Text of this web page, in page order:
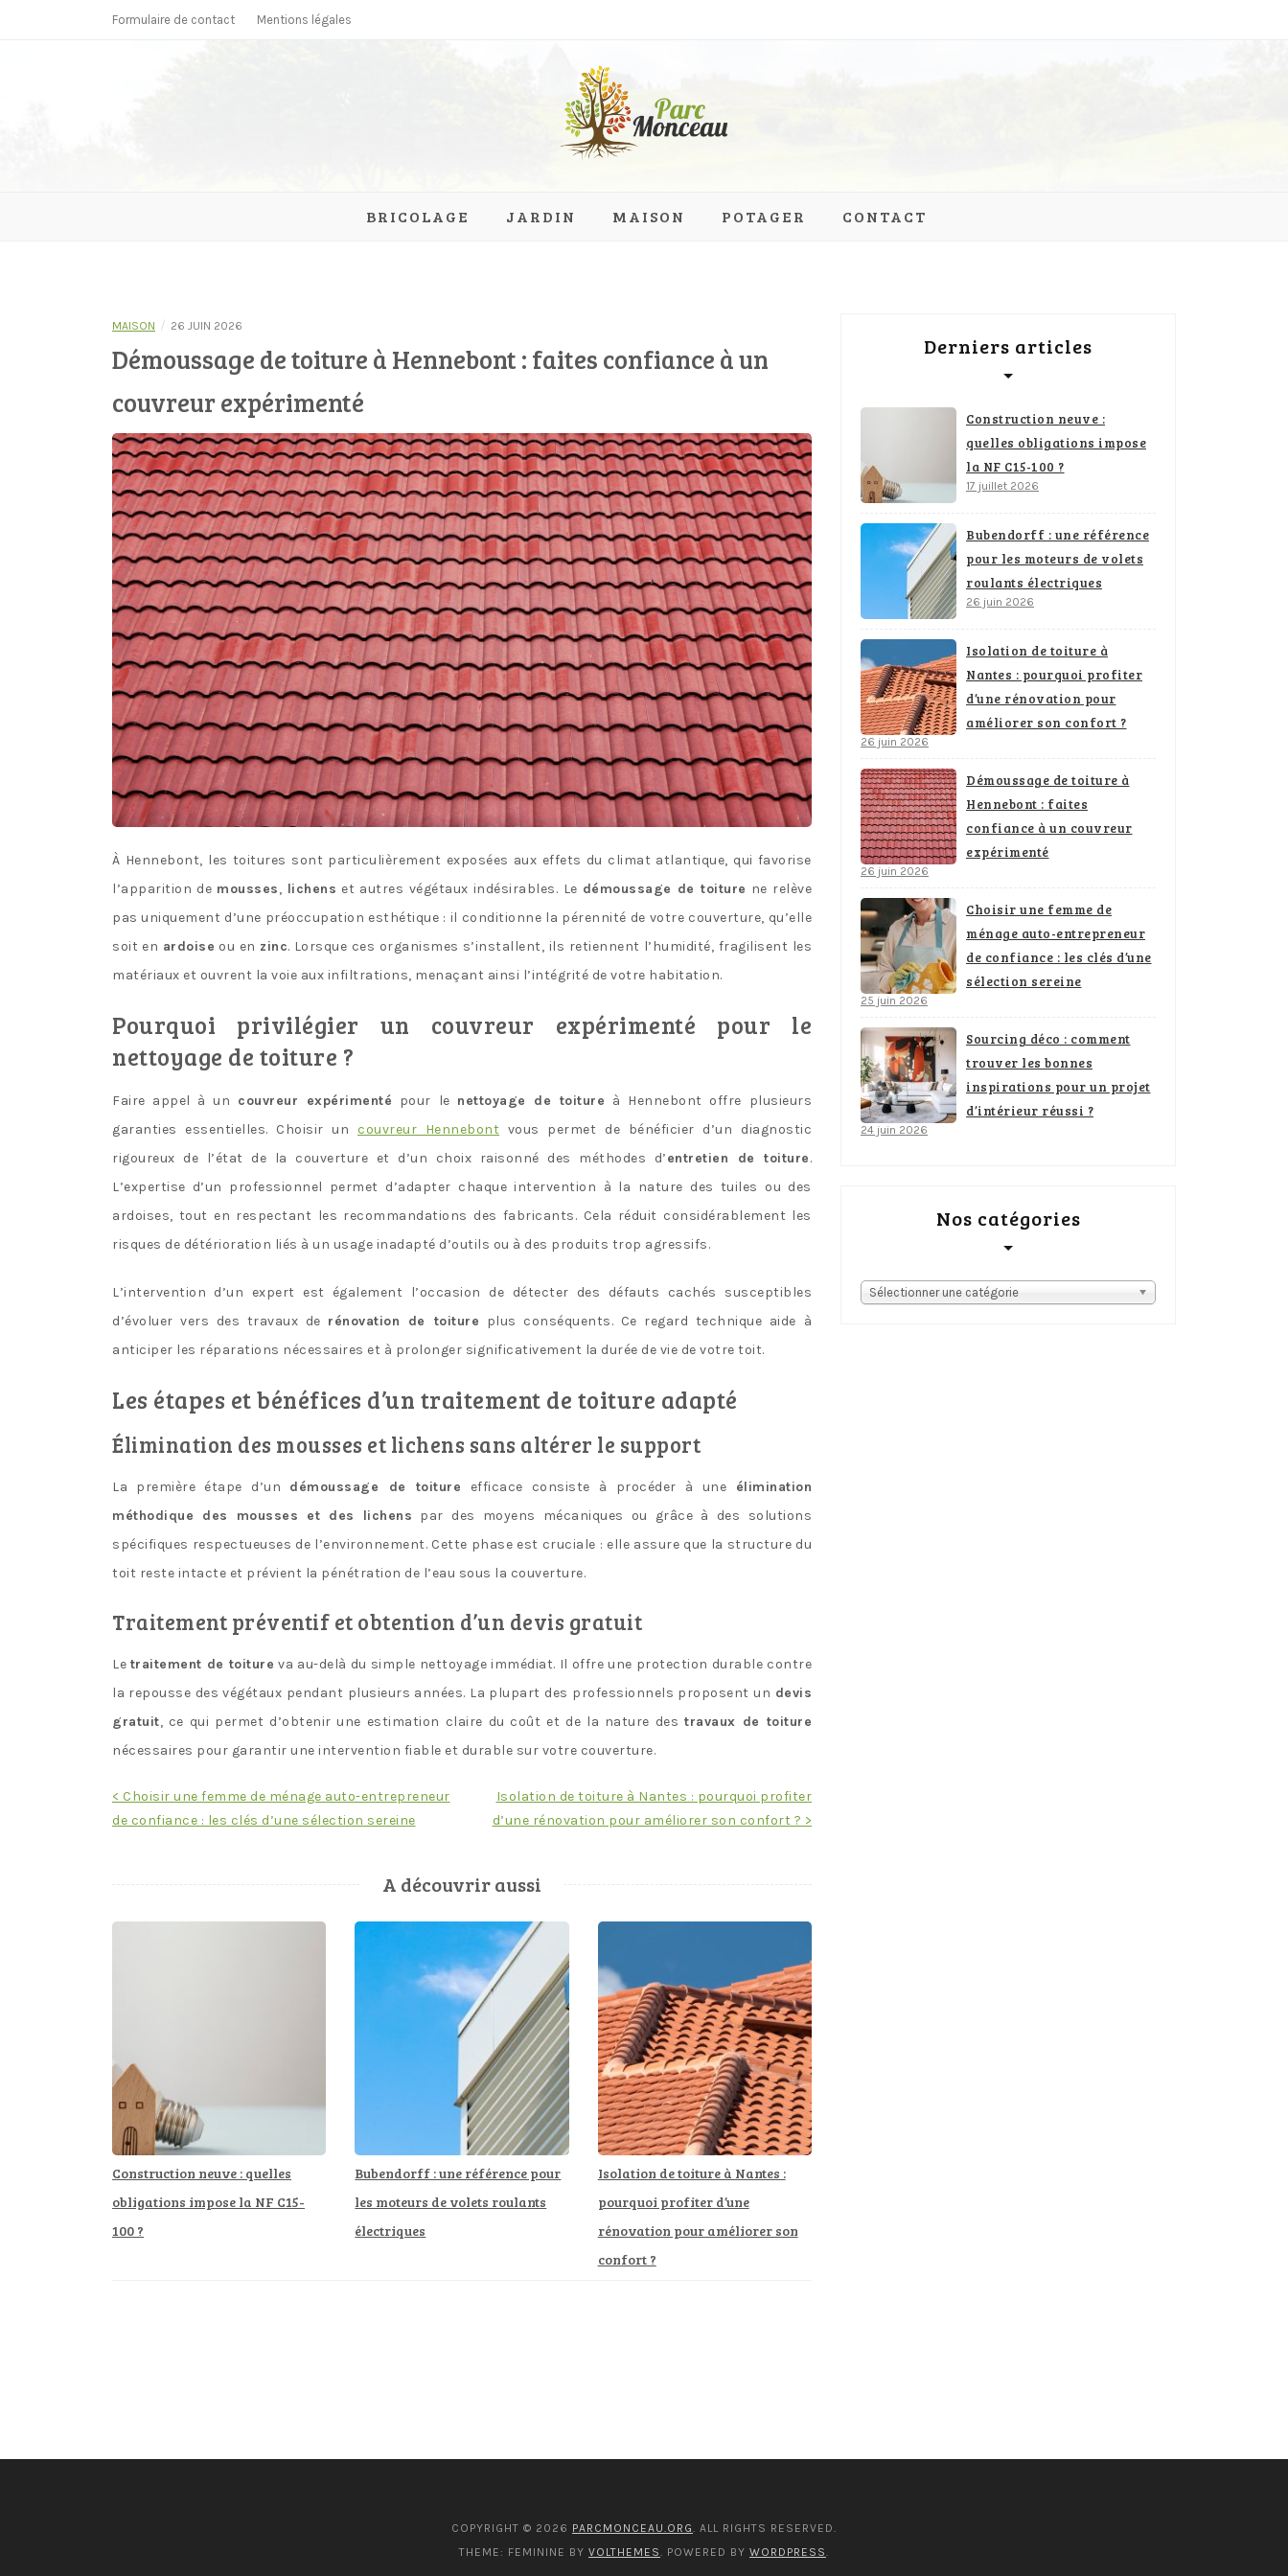
Formulaire de contact Mentions légales
parcmonceau.org
BRICOLAGE JARDIN MAISON POTAGER CONTACT
MAISON / 26 JUIN 2026
Démoussage de toiture à Hennebont : faites confiance à un
couvreur expérimenté
À Hennebont, les toitures sont particulièrement exposées aux effets du climat atlantique, qui favorise
l’apparition de mousses, lichens et autres végétaux indésirables. Le démoussage de toiture ne relève
pas uniquement d’une préoccupation esthétique : il conditionne la pérennité de votre couverture, qu’elle
soit en ardoise ou en zinc. Lorsque ces organismes s’installent, ils retiennent l’humidité, fragilisent les
matériaux et ouvrent la voie aux infiltrations, menaçant ainsi l’intégrité de votre habitation.
Pourquoi privilégier un couvreur expérimenté pour le
nettoyage de toiture ?
Faire appel à un couvreur expérimenté pour le nettoyage de toiture à Hennebont offre plusieurs
garanties essentielles. Choisir un couvreur Hennebont vous permet de bénéficier d’un diagnostic
rigoureux de l’état de la couverture et d’un choix raisonné des méthodes d’entretien de toiture.
L’expertise d’un professionnel permet d’adapter chaque intervention à la nature des tuiles ou des
ardoises, tout en respectant les recommandations des fabricants. Cela réduit considérablement les
risques de détérioration liés à un usage inadapté d’outils ou à des produits trop agressifs.
L’intervention d’un expert est également l’occasion de détecter des défauts cachés susceptibles
d’évoluer vers des travaux de rénovation de toiture plus conséquents. Ce regard technique aide à
anticiper les réparations nécessaires et à prolonger significativement la durée de vie de votre toit.
Les étapes et bénéfices d’un traitement de toiture adapté
Élimination des mousses et lichens sans altérer le support
La première étape d’un démoussage de toiture efficace consiste à procéder à une élimination
méthodique des mousses et des lichens par des moyens mécaniques ou grâce à des solutions
spécifiques respectueuses de l’environnement. Cette phase est cruciale : elle assure que la structure du
toit reste intacte et prévient la pénétration de l’eau sous la couverture.
Traitement préventif et obtention d’un devis gratuit
Le traitement de toiture va au-delà du simple nettoyage immédiat. Il offre une protection durable contre
la repousse des végétaux pendant plusieurs années. La plupart des professionnels proposent un devis
gratuit, ce qui permet d’obtenir une estimation claire du coût et de la nature destravaux de toiture
nécessaires pour garantir une intervention fiable et durable sur votre couverture.
Navigation
de
< Choisir une femme de ménage auto-entrepreneur
de confiance : les clés d’une sélection sereine
Isolation de toiture à Nantes : pourquoi profiter
d’une rénovation pour améliorer son confort ? >
A découvrir aussi
Construction neuve : quelles
obligations impose la NF C15-
100 ?
Bubendorff : une référence pour
les moteurs de volets roulants
électriques
Isolation de toiture à Nantes :
pourquoi profiter d’une
rénovation pour améliorer son
confort ?
Derniers articles
Construction neuve :
quelles obligations impose
la NF C15-100 ?
17 juillet 2026
Bubendorff : une référence
pour les moteurs de volets
roulants électriques
26 juin 2026
Isolation de toiture à
Nantes : pourquoi profiter
d’une rénovation pour
améliorer son confort ?
26 juin 2026
Démoussage de toiture à
Hennebont : faites
confiance à un couvreur
expérimenté
26 juin 2026
Choisir une femme de
ménage auto-entrepreneur
de confiance : les clés d’une
sélection sereine
25 juin 2026
Sourcing déco : comment
trouver les bonnes
inspirations pour un projet
d’intérieur réussi ?
24 juin 2026
Nos catégories
Sélectionner une catégorie
COPYRIGHT © 2026 PARCMONCEAU.ORG. ALL RIGHTS RESERVED.
THEME: FEMININE BY VOLTHEMES. POWERED BY WORDPRESS.